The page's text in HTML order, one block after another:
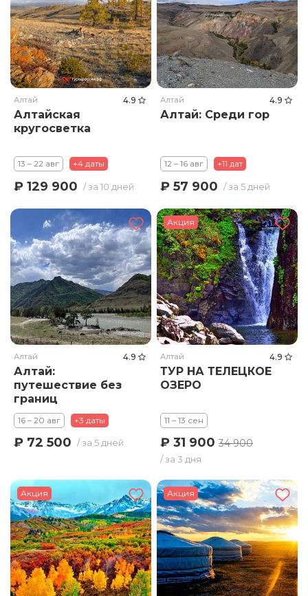
Алтай 4.9
Алтайская
кругосветка
13 – 22 авг +4 даты
₽ 129 900 / за 10 дней
Алтай 4.9
Алтай: Среди гор
12 – 16 авг +11 дат
₽ 57 900 / за 5 дней
Алтай 4.9
Алтай:
путешествие без
границ
16 – 20 авг +3 даты
₽ 72 500 / за 5 дней
Акция
Алтай 4.9
ТУР НА ТЕЛЕЦКОЕ
ОЗЕРО
11 – 13 сен
₽ 31 90034 900
/ за 3 дня
Акция Акция